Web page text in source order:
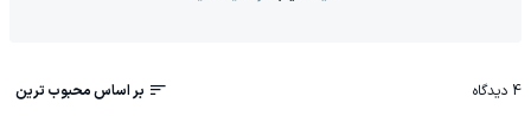
4 دیدگاه بر اساس محبوب ترین